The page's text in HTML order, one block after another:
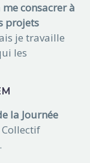
consacrer à
projets
je travaille
les
la Journée